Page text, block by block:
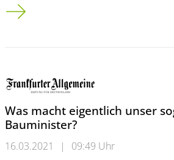
Uni: Neue Professorin für
Was macht eigentlich unser
Bauminister?
16.03.2021 |
09:49 Uhr